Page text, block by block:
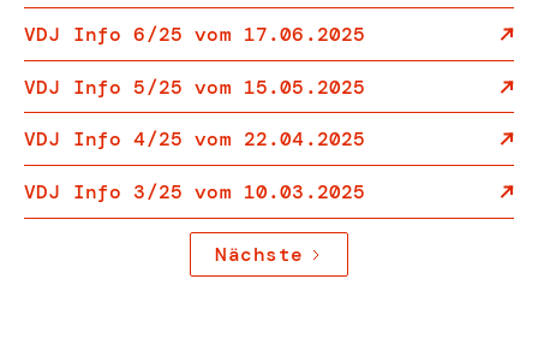
VDJ Info 6/25 vom 17.06.2025
VDJ Info 5/25 vom 15.05.2025
VDJ Info 4/25 vom 22.04.2025
VDJ Info 3/25 vom 10.03.2025
Nächste